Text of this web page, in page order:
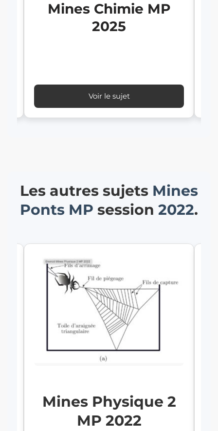
Mines Chimie MP
2025
Voir le sujet
Les autres sujets Mines
Ponts MP session 2022.
Mines Physique 2
MP 2022